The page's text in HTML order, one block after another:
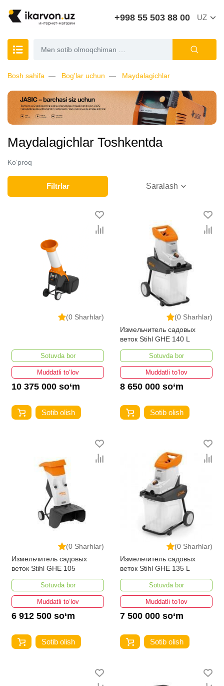
+998 55 503 88 00 UZ
Bosh sahifa Bog'lar uchun Maydalagichlar
Maydalagichlar Toshkentda
Ko‘proq
Filtrlar Saralash
(0 Sharhlar)
Sotuvda bor
Muddatli to‘lov
10 375 000 so‘m
Sotib olish
(0 Sharhlar)
Измельчитель садовых
веток Stihl GHE 140 L
Sotuvda bor
Muddatli to‘lov
8 650 000 so‘m
Sotib olish
(0 Sharhlar)
Измельчитель садовых
веток Stihl GHE 105
Sotuvda bor
Muddatli to‘lov
6 912 500 so‘m
Sotib olish
(0 Sharhlar)
Измельчитель садовых
веток Stihl GHE 135 L
Sotuvda bor
Muddatli to‘lov
7 500 000 so‘m
Sotib olish